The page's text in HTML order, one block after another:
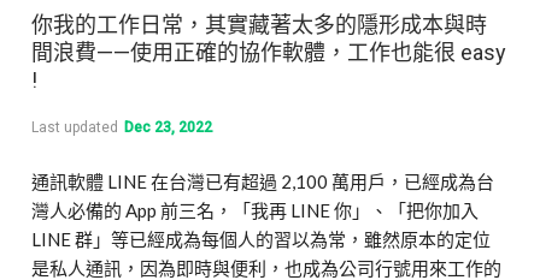
你我的工作日常，其實藏著太多的隱形成本與時
間浪費——使用正確的協作軟體，工作也能很 easy
!
Last updated Dec 23, 2022
通訊軟體 LINE 在台灣已有超過 2,100 萬用戶，已經成為台
灣人必備的 App 前三名，「我再 LINE 你」、「把你加入
LINE 群」等已經成為每個人的習以為常，雖然原本的定位
是私人通訊，因為即時與便利，也成為公司行號用來工作的